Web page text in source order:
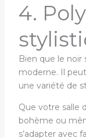
4.
Bien que le noir
moderne. Il
une variété de
Que votre salle
bohème ou
s’adapter avec